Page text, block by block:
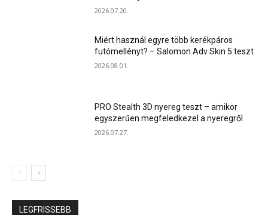
2026.07.20.
Miért használ egyre több kerékpáros
futómellényt? – Salomon Adv Skin 5 teszt
2026.08.01.
PRO Stealth 3D nyereg teszt – amikor
egyszerűen megfeledkezel a nyeregről
2026.07.27.
LEGFRISSEBB